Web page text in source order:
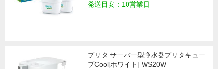
発送目安：10営業日
ブリタ サーバー型浄水器ブリタキュー
ブCool[ホワイト] WS20W